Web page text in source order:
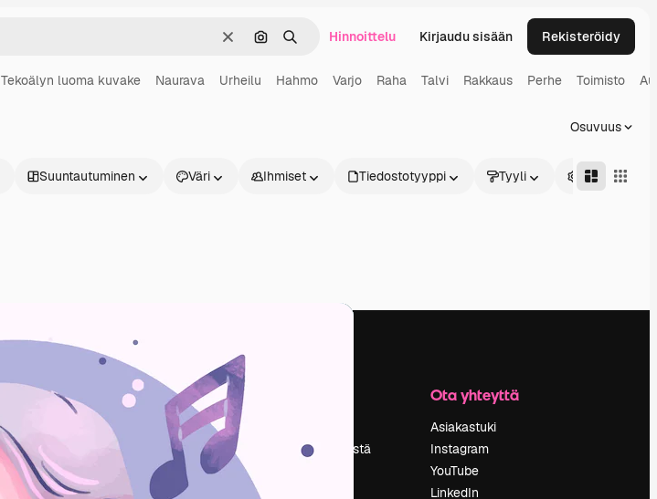
SelkeäHae kuvan perusteella
Haku Hinnoittelu Kirjaudu sisään Rekisteröidy
Tekoälyn luoma kuvake Naurava Urheilu Hahmo Varjo Raha Talvi Rakkaus Perhe Toimisto
Osuvuus
Suuntautuminen Väri Ihmiset Tiedostotyyppi Tyyli Edistynyt
Tuotteet
Spaces
Tekoälyavustaja
Tekoälyllä toimiva
kuvageneraattori
Aloita
Academy
Dokumentaatio
Tuki
Käyttöehdot
Tietoja meistä
Ota yhteyttä
Asiakastuki
Instagram
YouTube
LinkedIn